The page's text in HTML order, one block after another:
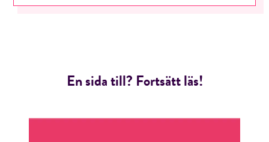
En sida till? Fortsätt läs!